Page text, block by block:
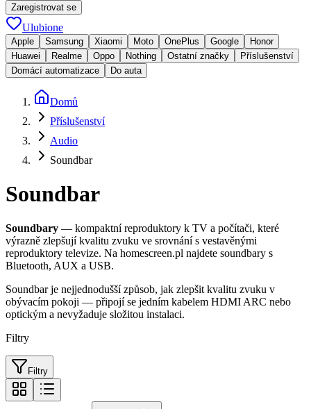
Zaregistrovat se
Ulubione
Apple Samsung Xiaomi Moto OnePlus Google
Honor
Huawei
Realme Oppo Nothing Ostatní značky
Příslušenství
Domácí automatizace
Do auta
Domů
Příslušenství
Audio
Soundbar
Soundbar
Soundbary — kompaktní reproduktory k TV a počítači, které
výrazně zlepšují kvalitu zvuku ve srovnání s vestavěnými
reproduktory televize. Na homescreen.pl najdete soundbary s
Bluetooth, AUX a USB.
Soundbar je nejjednodušší způsob, jak zlepšit kvalitu zvuku v
obývacím pokoji — připojí se jedním kabelem HDMI ARC nebo
optickým a nevyžaduje složitou instalaci.
Filtry
Filtry